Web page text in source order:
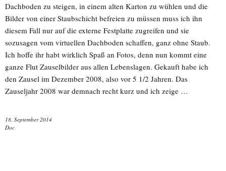
Dachboden zu steigen, in einem alten Karton zu wühlen und die
Bilder von einer Staubschicht befreien zu müssen muss ich ihn
diesem Fall nur auf die externe Festplatte zugreifen und sie
sozusagen vom virtuellen Dachboden schaffen, ganz ohne Staub.
Ich hoffe ihr habt wirklich Spaß an Fotos, denn nun kommt eine
ganze Flut Zauselbilder aus allen Lebenslagen. Gekauft habe ich
den Zausel im Dezember 2008, also vor 5 1/2 Jahren. Das
Zauseljahr 2008 war demnach recht kurz und ich zeige …
18. September 2014
Doc